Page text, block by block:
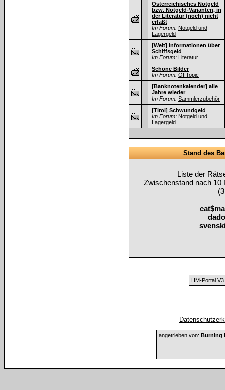
Österreichisches Notgeld
bzw. Notgeld-Varianten, in
der Literatur (noch) nicht
erfaßt
Im Forum: Notgeld und
Lagergeld
[Welt] Informationen über
Schiffsgeld
Im Forum: Literatur
Schöne Bilder
Im Forum: OffTopic
[Banknotenkalender] alle
Jahre wieder
Im Forum: Sammlerzubehör
[Tirol] Schwundgeld
Im Forum: Notgeld und
Lagergeld
Stand des
Liste der
Zwischenstand nach 10
dado
HM-Portal
angetrieben von: Burning